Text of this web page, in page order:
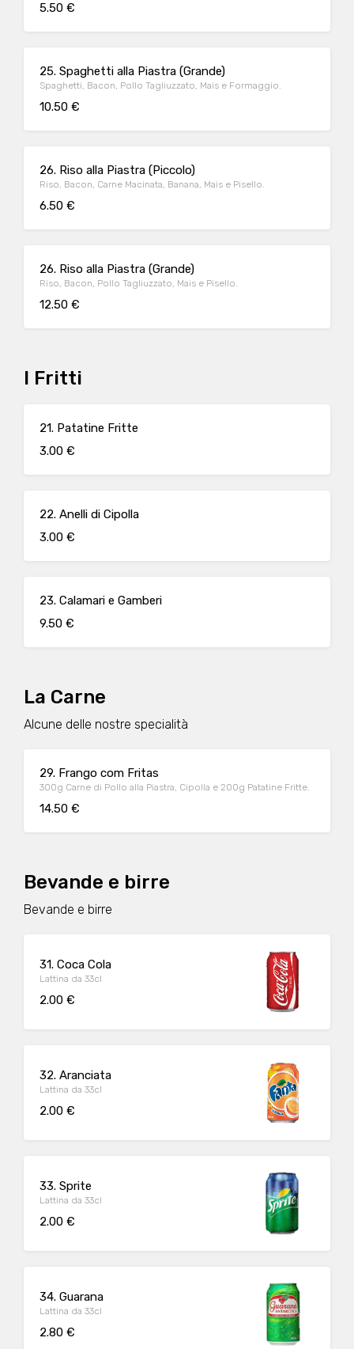
5.50 €
25. Spaghetti alla Piastra (Grande)
Spaghetti, Bacon, Pollo Tagliuzzato, Mais e Formaggio.
10.50 €
26. Riso alla Piastra (Piccolo)
Riso, Bacon, Carne Macinata, Banana, Mais e Pisello.
6.50 €
26. Riso alla Piastra (Grande)
Riso, Bacon, Pollo Tagliuzzato, Mais e Pisello.
12.50 €
I Fritti
21. Patatine Fritte
3.00 €
22. Anelli di Cipolla
3.00 €
23. Calamari e Gamberi
9.50 €
La Carne
Alcune delle nostre specialità
29. Frango com Fritas
300g Carne di Pollo alla Piastra, Cipolla e 200g Patatine Fritte.
14.50 €
Bevande e birre
Bevande e birre
31. Coca Cola
Lattina da 33cl
2.00 €
32. Aranciata
Lattina da 33cl
2.00 €
33. Sprite
Lattina da 33cl
2.00 €
34. Guarana
Lattina da 33cl
2.80 €